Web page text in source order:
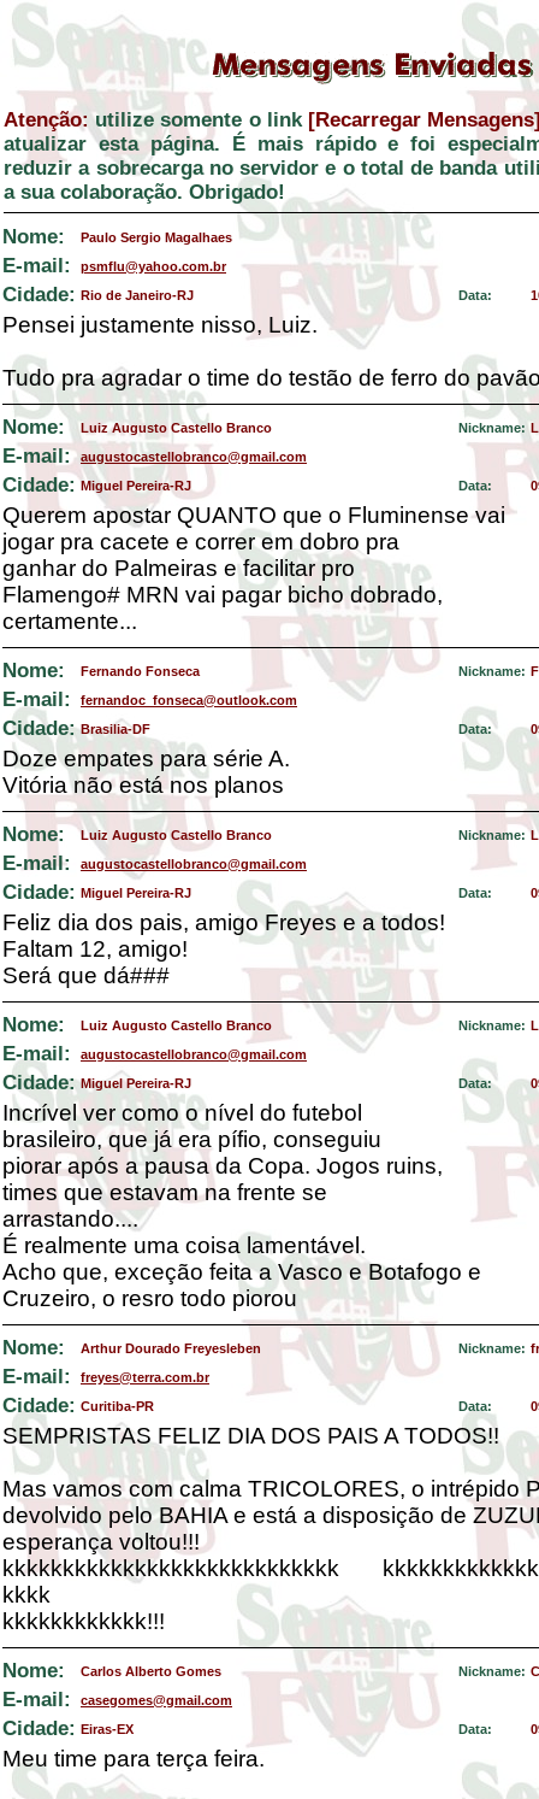
Atenção: utilize somente o link [Recarregar
atualizar esta página. É mais rápido e foi
reduzir a sobrecarga no servidor e o total de banda
a sua colaboração. Obrigado!
Nome:
Paulo Sergio Magalhaes
E-mail: psmflu@yahoo.com.br
Cidade: Rio de Janeiro-RJ Data:
Pensei justamente nisso, Luiz.
Tudo pra agradar o time do testão de ferro do
Nome: Luiz Augusto Castello Branco Nickname:
E-mail: augustocastellobranco@gmail.com
Cidade: Miguel Pereira-RJ Data:
Querem apostar QUANTO que o Fluminense vai
jogar pra cacete e correr em dobro pra
ganhar do Palmeiras e facilitar pro
Flamengo# MRN vai pagar bicho dobrado,
certamente...
Nome: Fernando Fonseca Nickname:
E-mail: fernandoc_fonseca@outlook.com
Cidade: Brasilia-DF Data:
Doze empates para série A.
Vitória não está nos planos
Nome: Luiz Augusto Castello Branco Nickname:
E-mail: augustocastellobranco@gmail.com
Cidade: Miguel Pereira-RJ Data:
Feliz dia dos pais, amigo Freyes e a todos!
Faltam 12, amigo!
Será que dá###
Nome: Luiz Augusto Castello Branco Nickname:
E-mail: augustocastellobranco@gmail.com
Cidade: Miguel Pereira-RJ Data:
Incrível ver como o nível do futebol
brasileiro, que já era pífio, conseguiu
piorar após a pausa da Copa. Jogos ruins,
times que estavam na frente se
arrastando....
É realmente uma coisa lamentável.
Acho que, exceção feita a Vasco e Botafogo e
Cruzeiro, o resro todo piorou
Nome: Arthur Dourado Freyesleben Nickname:
E-mail: freyes@terra.com.br
Cidade: Curitiba-PR Data:
SEMPRISTAS FELIZ DIA DOS PAIS A TODOS!!
Mas vamos com calma TRICOLORES, o intrépido
devolvido pelo BAHIA e está a disposição de
esperança voltou!!!
kkkkkkkkkkkkkkkkkkkkkkkkkkkk
kkkk
kkkkkkkkkkkk!!!
Nome: Carlos Alberto Gomes Nickname:
E-mail: casegomes@gmail.com
Cidade: Eiras-EX Data:
Meu time para terça feira.